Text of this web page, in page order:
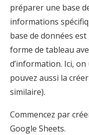
préparer une base
informations
base de données
forme de tableau
d’information. Ici, on
pouvez aussi la
similaire).
Commencez par
Google Sheets.